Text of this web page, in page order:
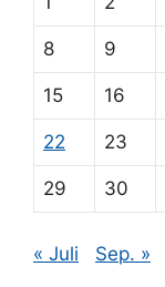
8 9
15 16
22 23
29 30
« Juli Sep. »